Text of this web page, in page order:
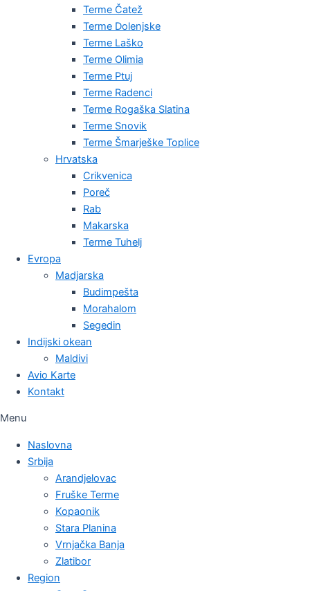
Terme Čatež
Terme Dolenjske
Terme Laško
Terme Olimia
Terme Ptuj
Terme Radenci
Terme Rogaška Slatina
Terme Snovik
Terme Šmarješke Toplice
Hrvatska
Crikvenica
Poreč
Rab
Makarska
Terme Tuhelj
Evropa
Madjarska
Budimpešta
Morahalom
Segedin
Indijski okean
Maldivi
Avio Karte
Kontakt
Menu
Naslovna
Srbija
Arandjelovac
Fruške Terme
Kopaonik
Stara Planina
Vrnjačka Banja
Zlatibor
Region